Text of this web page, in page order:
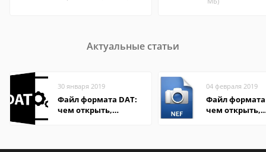
Актуальные статьи
30 января 2019
Файл формата DAT:
чем открыть,
04 февраля 2019
Файл формата
чем открыть,